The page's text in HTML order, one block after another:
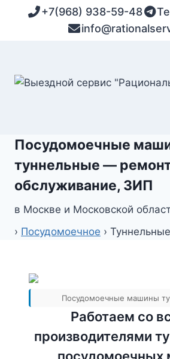
Перейти+7(968) 938-59-48
Посудомоечные
туннельные —
обслуживание, ЗИП
в Москве и Московской
› Посудомоечное ›
Посудомоечные машины
Работаем со
производителями